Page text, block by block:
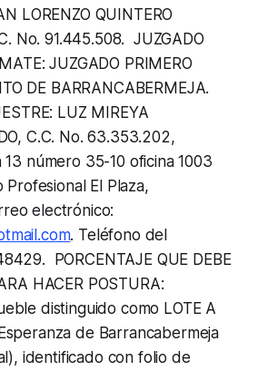
LORENZO QUINTERO
No. 91.445.508. JUZGADO
JUZGADO PRIMERO
DE BARRANCABERMEJA.
LUZ MIREYA
C.C. No. 63.353.202,
número 35-10 oficina 1003
El Plaza,
electrónico:
. Teléfono del
PORCENTAJE QUE DEBE
HACER POSTURA:
distinguido como LOTE A
de Barrancabermeja
identificado con folio de